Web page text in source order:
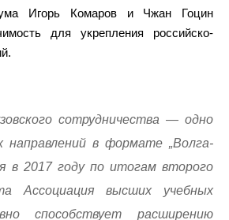
Игорь Комаров и Чжан Гоцин
для укрепления российско-
сотрудничества — одно
направлений в формате „Волга-
в 2017 году по итогам второго
Ассоциация высших учебных
способствует расширению